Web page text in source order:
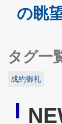
の眺
タグ一
成約御礼